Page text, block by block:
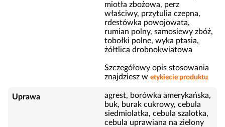
miotła zbożowa, perz
właściwy, przytulia czepna,
rdestówka powojowata,
rumian polny, samosiewy zbóż,
tobołki polne, wyka ptasia,
żółtlica drobnokwiatowa
Szczegółowy opis stosowania
znajdziesz w etykiecie produktu
Uprawa
agrest, borówka amerykańska,
buk, burak cukrowy, cebula
siedmiolatka, cebula szalotka,
cebula uprawiana na zielony